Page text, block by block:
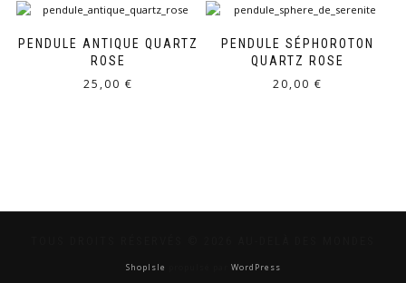
PENDULE ANTIQUE QUARTZ
ROSE
25,00 €
PENDULE SÉPHOROTON
QUARTZ ROSE
20,00 €
ShopIsle WordPress